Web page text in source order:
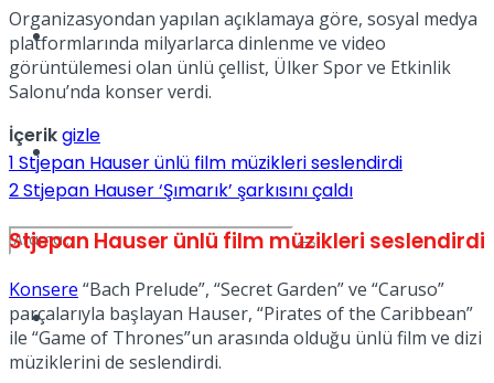
Dünya
Türkiye
Podcast
No Result
Organizasyondan yapılan açıklamaya göre, sosyal medya
platformlarında milyarlarca dinlenme ve video
görüntülemesi olan ünlü çellist, Ülker Spor ve Etkinlik
Salonu’nda konser verdi.
İçerikgizle
1 Stjepan Hauser ünlü film müzikleri seslendirdi
2Stjepan Hauser ‘Şımarık’ şarkısını çaldı
Stjepan Hauser ünlü film müzikleri seslendirdi
Konsere “Bach Prelude”, “Secret Garden” ve “Caruso”
parçalarıyla başlayan Hauser, “Pirates of the Caribbean”
ile “Game of Thrones”un arasında olduğu ünlü film ve dizi
müziklerini de seslendirdi.